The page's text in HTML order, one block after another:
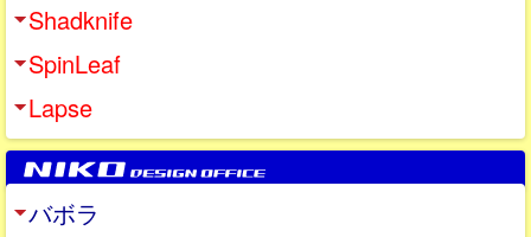
Shadknife
SpinLeaf
Lapse
バボラ